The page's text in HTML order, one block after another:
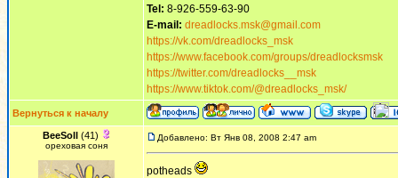
Tel: 8-926-559-63-90
E-mail: dreadlocks.msk@gmail.com
https://vk.com/dreadlocks_msk
https://www.facebook.com/groups/dreadlocksmsk
https://twitter.com/dreadlocks__msk
https://www.tiktok.com/@dreadlocks_msk/
Вернуться к началу
BeeSoll(41)
ореховая соня
Добавлено: Вт Янв 08, 2008 2:47 am
potheads